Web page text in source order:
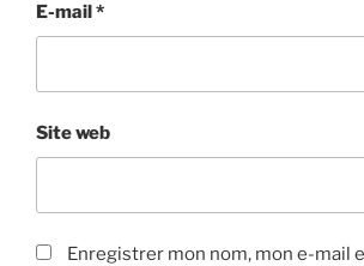
E-mail*
Site web
Enregistrer mon nom, mon e-mail